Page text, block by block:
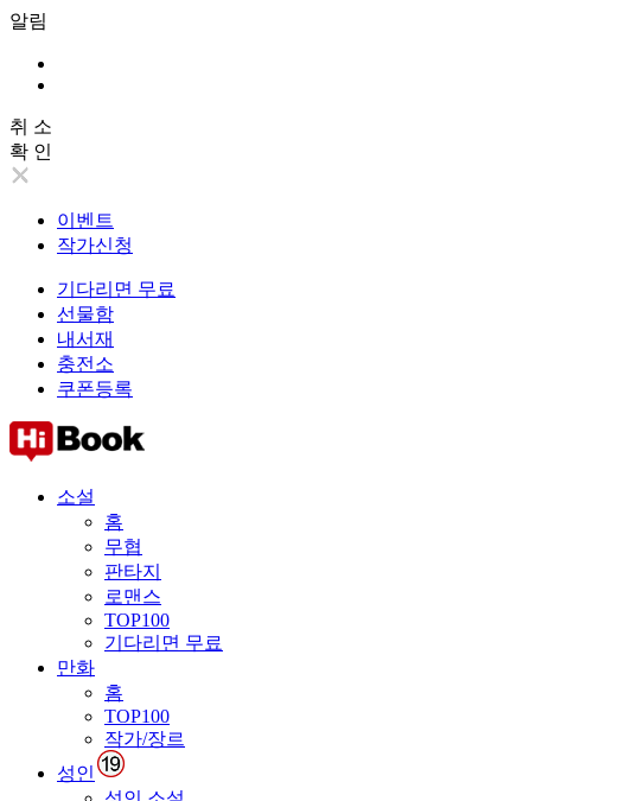
알림
취 소
확 인
이벤트
작가신청
기다리면 무료
선물함
내서재
충전소
쿠폰등록
소설
홈
무협
판타지
로맨스
TOP100
기다리면 무료
만화
홈
TOP100
작가/장르
성인